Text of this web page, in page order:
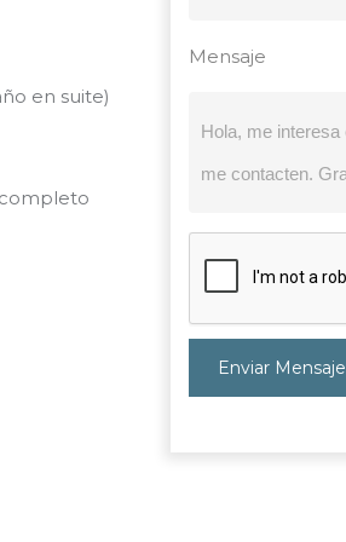
en suite)
Mensaje
Enviar Mensaje